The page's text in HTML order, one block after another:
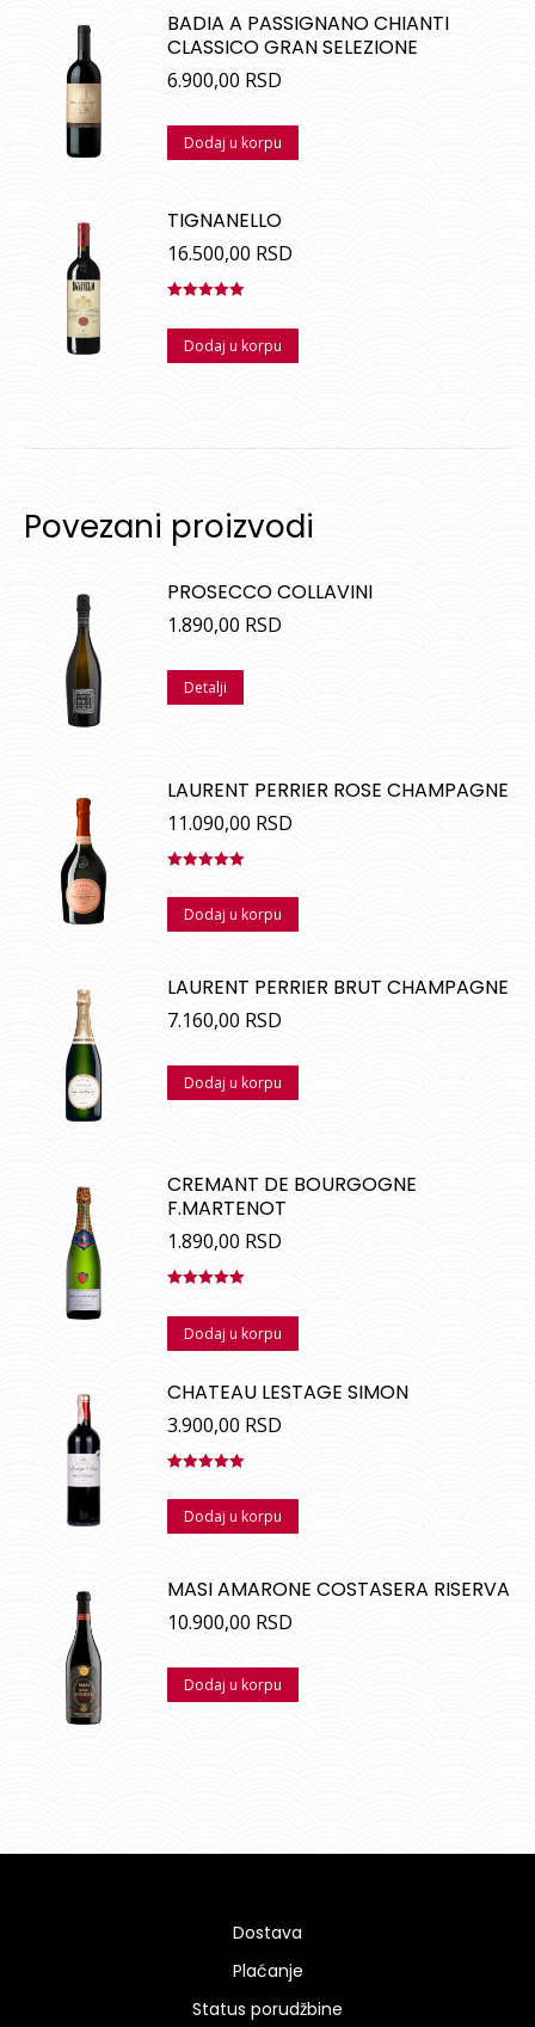
BADIA A PASSIGNANO CHIANTI
CLASSICO GRAN SELEZIONE
6.900,00 RSD
Dodaj u korpu
TIGNANELLO
16.500,00 RSD
sa5.00od
Dodaj u korpu
Povezani proizvodi
PROSECCO COLLAVINI
1.890,00 RSD
Detalji
LAURENT PERRIER ROSE CHAMPAGNE
11.090,00 RSD
sa5.00od
Dodaj u korpu
LAURENT PERRIER BRUT CHAMPAGNE
7.160,00 RSD
Dodaj u korpu
CREMANT DE BOURGOGNE
F.MARTENOT
1.890,00 RSD
sa5.00od
Dodaj u korpu
CHATEAU LESTAGE SIMON
3.900,00 RSD
sa5.00od
Dodaj u korpu
MASI AMARONE COSTASERA RISERVA
10.900,00 RSD
Dodaj u korpu
Dostava
Plaćanje
Status porudžbine